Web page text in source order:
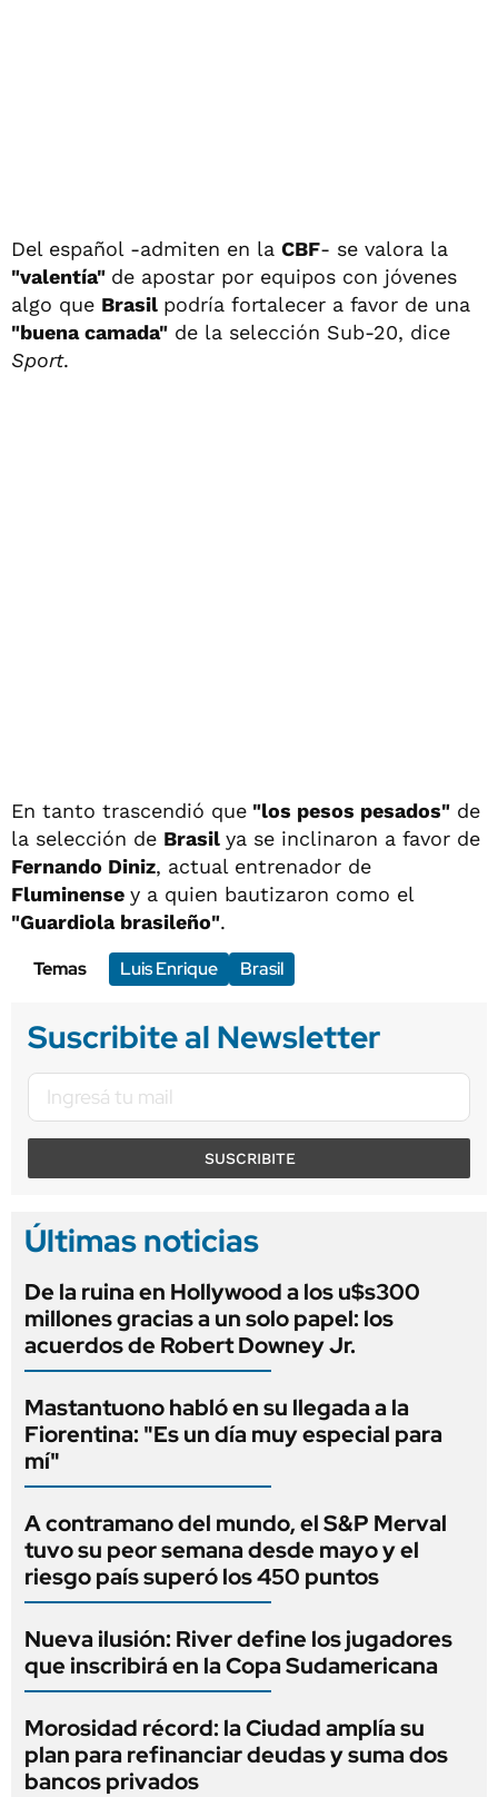
Del español -admiten en la CBF- se valora la
"valentía" de apostar por equipos con jóvenes
algo que Brasil podría fortalecer a favor de una
"buena camada" de la selección Sub-20, dice
Sport.
En tanto trascendió que "los pesos pesados" de
la selección de Brasil ya se inclinaron a favor de
Fernando Diniz, actual entrenador de
Fluminense y a quien bautizaron como el
"Guardiola brasileño".
Temas
Luis Enrique Brasil
Suscribite al Newsletter
SUSCRIBITE
Últimas noticias
De la ruina en Hollywood a los u$s300
millones gracias a un solo papel: los
acuerdos de Robert Downey Jr.
Mastantuono habló en su llegada a la
Fiorentina: "Es un día muy especial para
mí"
A contramano del mundo, el S&P Merval
tuvo su peor semana desde mayo y el
riesgo país superó los 450 puntos
Nueva ilusión: River define los jugadores
que inscribirá en la Copa Sudamericana
Morosidad récord: la Ciudad amplía su
plan para refinanciar deudas y suma dos
bancos privados